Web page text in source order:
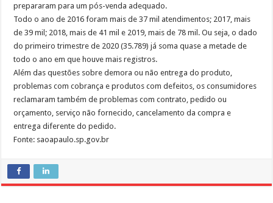
prepararam para um pós-venda adequado.
Todo o ano de 2016 foram mais de 37 mil atendimentos; 2017, mais
de 39 mil; 2018, mais de 41 mil e 2019, mais de 78 mil. Ou seja, o dado
do primeiro trimestre de 2020 (35.789) já soma quase a metade de
todo o ano em que houve mais registros.
Além das questões sobre demora ou não entrega do produto,
problemas com cobrança e produtos com defeitos, os consumidores
reclamaram também de problemas com contrato, pedido ou
orçamento, serviço não fornecido, cancelamento da compra e
entrega diferente do pedido.
Fonte: saoapaulo.sp.gov.br